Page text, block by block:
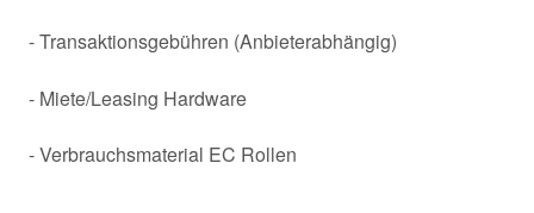
- Transaktionsgebühren (Anbieterabhängig)
- Miete/Leasing Hardware
- Verbrauchsmaterial EC Rollen